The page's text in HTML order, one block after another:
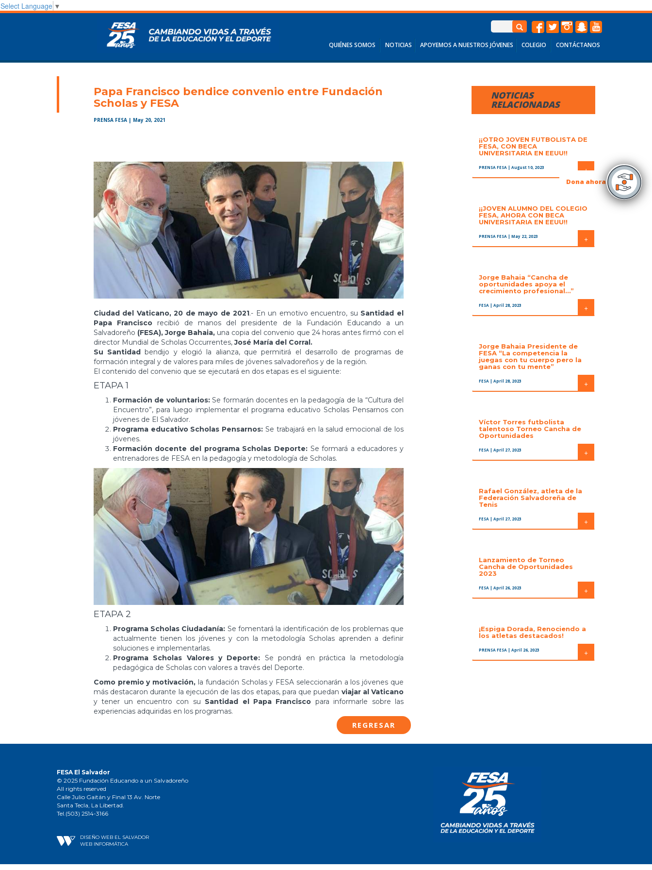
Select Language ▼
QUIÉNES SOMOS NOTICIAS APOYEMOS A NUESTROS JÓVENES COLEGIO CONTÁCTANOS
Dona ahora
Papa Francisco bendice convenio entre Fundación
Scholas y FESA
PRENSA FESA | May 20, 2021
Ciudad del Vaticano, 20 de mayo de 2021.- En un emotivo encuentro, su Santidad el
Papa Francisco recibió de manos del presidente de la Fundación Educando a un
Salvadoreño (FESA), Jorge Bahaia, una copia del convenio que 24 horas antes firmó con el
director Mundial de Scholas Occurrentes,José María del Corral.
Su Santidad bendijo y elogió la alianza, que permitirá el desarrollo de programas de
formación integral y de valores para miles de jóvenes salvadoreños y de la región.
El contenido del convenio que se ejecutará en dos etapas es el siguiente:
ETAPA 1
Formación de voluntarios:Se formarán docentes en la pedagogía de la “Cultura del
Encuentro”, para luego implementar el programa educativo Scholas Pensarnos con
jóvenes de El Salvador.
Programa educativo Scholas Pensarnos: Se trabajará en la salud emocional de los
jóvenes.
Formación docente del programa Scholas Deporte:Se formará a educadores y
entrenadores de FESA en la pedagogía y metodología de Scholas.
ETAPA 2
Programa Scholas Ciudadanía: Se fomentará la identificación de los problemas que
actualmente tienen los jóvenes y con la metodología Scholas aprenden a definir
soluciones e implementarlas.
Programa Scholas Valores y Deporte: Se pondrá en práctica la metodología
pedagógica de Scholas con valores a través del Deporte.
Como premio y motivación, la fundación Scholas y FESA seleccionarán a los jóvenes que
más destacaron durante la ejecución de las dos etapas, para que puedan viajar al Vaticano
y tener un encuentro con su Santidad el Papa Francisco para informarle sobre las
experiencias adquiridas en los programas.
NOTICIAS
RELACIONADAS
¡¡OTRO JOVEN FUTBOLISTA DE
FESA, CON BECA
UNIVERSITARIA EN EEUU!!
PRENSA FESA | August 10, 2023 +
¡¡JOVEN ALUMNO DEL COLEGIO
FESA, AHORA CON BECA
UNIVERSITARIA EN EEUU!!
PRENSA FESA | May 22, 2023 +
Jorge Bahaia “Cancha de
oportunidades apoya el
crecimiento profesional…”
FESA | April 28, 2023 +
Jorge Bahaia Presidente de
FESA “La competencia la
juegas con tu cuerpo pero la
ganas con tu mente”
FESA | April 28, 2023 +
Víctor Torres futbolista
talentoso Torneo Cancha de
Oportunidades
FESA | April 27, 2023 +
Rafael González, atleta de la
Federación Salvadoreña de
Tenis
FESA | April 27, 2023 +
Lanzamiento de Torneo
Cancha de Oportunidades
2023
FESA | April 26, 2023 +
¡Espiga Dorada, Renociendo a
los atletas destacados!
PRENSA FESA | April 26, 2023 +
REGRESAR
FESA El Salvador
© 2025 Fundación Educando a un Salvadoreño
All rights reserved
Calle Julio Gaitán y Final 13 Av. Norte
Santa Tecla, La Libertad.
Tel.(503) 2514-3166
DISEÑO WEB EL SALVADOR
WEB INFORMÁTICA